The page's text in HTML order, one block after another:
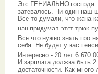
Это ГЕНИАЛЬНО господа.
затевалось. Ни один наш
Все то думали, что жана
нан придумал этот трюк
Всё что нужно знать про
себя. Не будет у нас
Интересно - 20 лет 6 670
И зарплата должна быть
достаточности. Как